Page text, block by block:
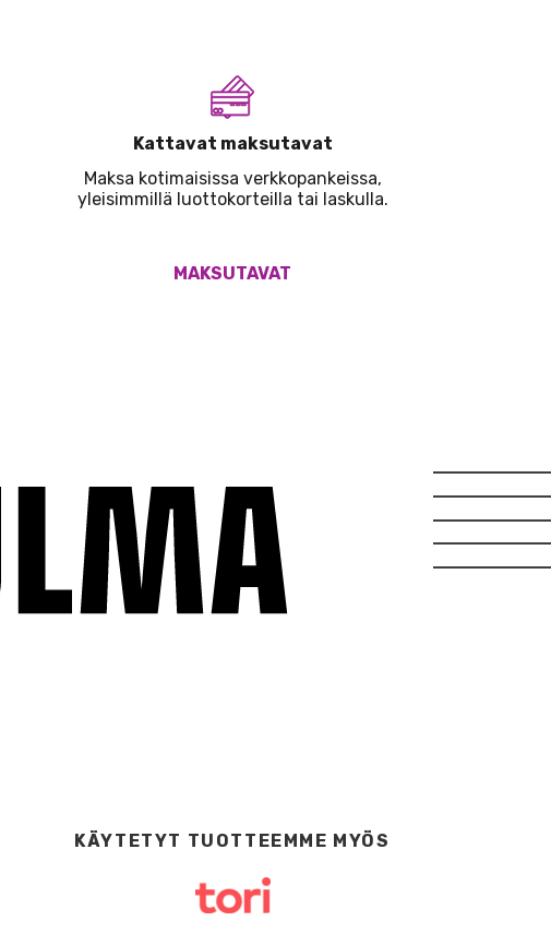
Kattavat maksutavat
Maksa kotimaisissa verkkopankeissa,
yleisimmillä luottokorteilla tai laskulla.
MAKSUTAVAT
KÄYTETYT TUOTTEEMME MYÖS